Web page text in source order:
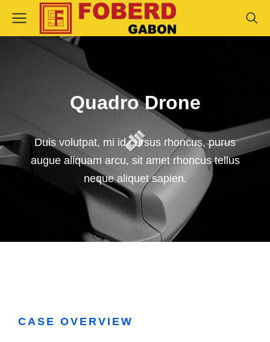
Quadro Drone
Duis volutpat, mi id cursus rhoncus, purus
augue aliquam arcu, sit amet rhoncus tellus
neque aliquet sapien.
CASE OVERVIEW